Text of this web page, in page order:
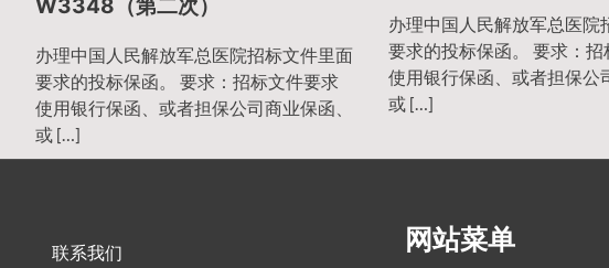
航
W3348（第二次）
办理中国人民解放军总医院招标文件里面
要求的投标保函。 要求：招标文件要求
使用银行保函、或者担保公司商业保函、
或 […]
办理中国人民解放军总医院
要求的投标保函。 要求：
使用银行保函、或者担保公
或 […]
联系我们 网站菜单